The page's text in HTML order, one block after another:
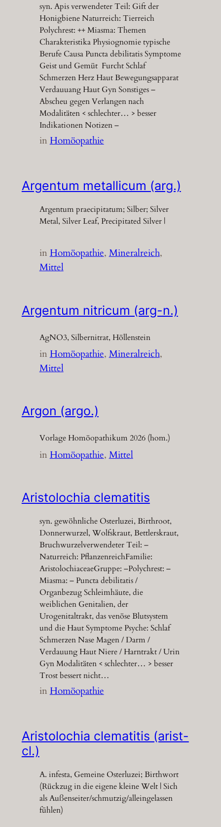
syn. Apis verwendeter Teil: Gift der
Honigbiene Naturreich: Tierreich
Polychrest: ++ Miasma: Themen
Charakteristika Physiognomie typische
Berufe Causa Puncta debilitatis Symptome
Geist und Gemüt Furcht Schlaf
Schmerzen Herz Haut Bewegungsapparat
Verdauuang Haut Gyn Sonstiges –
Abscheu gegen Verlangen nach
Modalitäten < schlechter… > besser
Indikationen Notizen –
inHomöopathie
Argentum metallicum (arg.)
Argentum praecipitatum; Silber; Silver
Metal, Silver Leaf, Precipitated Silver |
inHomöopathie, Mineralreich
Mittel
Argentum nitricum (arg-n.)
AgNO3, Silbernitrat, Höllenstein
inHomöopathie, Mineralreich
Mittel
Argon (argo.)
Vorlage Homöopathikum 2026 (hom.)
inHomöopathie, Mittel
Aristolochia clematitis
syn. gewöhnliche Osterluzei, Birthroot,
Donnerwurzel, Wolfskraut, Bettlerskraut,
Bruchwurzelverwendeter Teil: –
Naturreich: PflanzenreichFamilie:
AristolochiaceaeGruppe: –Polychrest: –
Miasma: – Puncta debilitatis /
Organbezug Schleimhäute, die
weiblichen Genitalien, der
Urogenitaltrakt, das venöse Blutsystem
und die Haut Symptome Psyche: Schlaf
Schmerzen Nase Magen / Darm /
Verdauung Haut Niere / Harntrakt / Urin
Gyn Modalitäten < schlechter… > besser
Trost bessert nicht…
inHomöopathie
Aristolochia clematitis (arist-
cl.)
A. infesta, Gemeine Osterluzei; Birthwort
(Rückzug in die eigene kleine Welt | Sich
als Außenseiter/schmutzig/alleingelassen
fühlen)